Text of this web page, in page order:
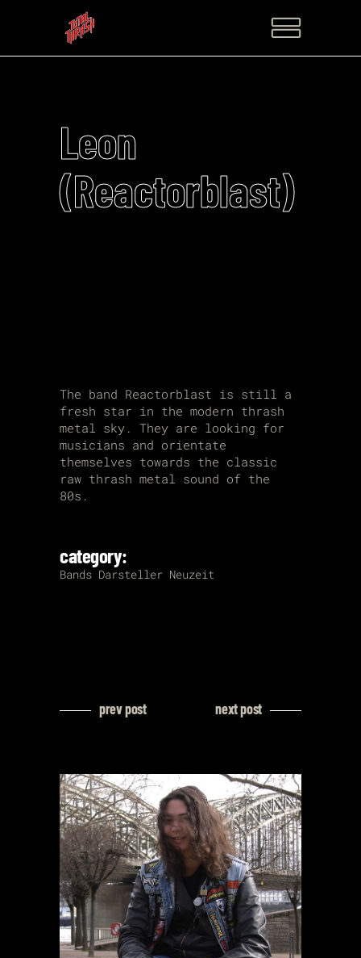
Leon
(Reactorblast)
The band Reactorblast is still a
fresh star in the modern thrash
metal sky. They are looking for
musicians and orientate
themselves towards the classic
raw thrash metal sound of the
80s.
category:
Bands Darsteller Neuzeit
prev post next post